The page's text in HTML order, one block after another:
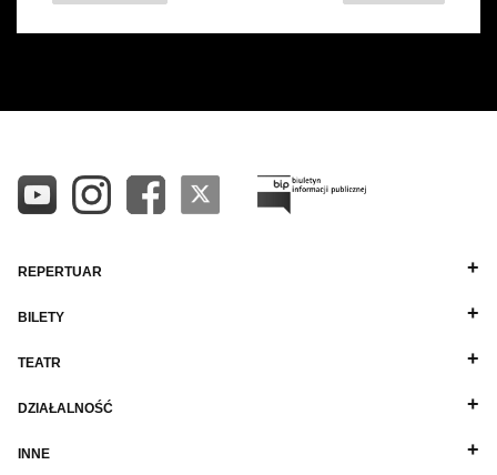
REPERTUAR
BILETY
TEATR
DZIAŁALNOŚĆ
INNE